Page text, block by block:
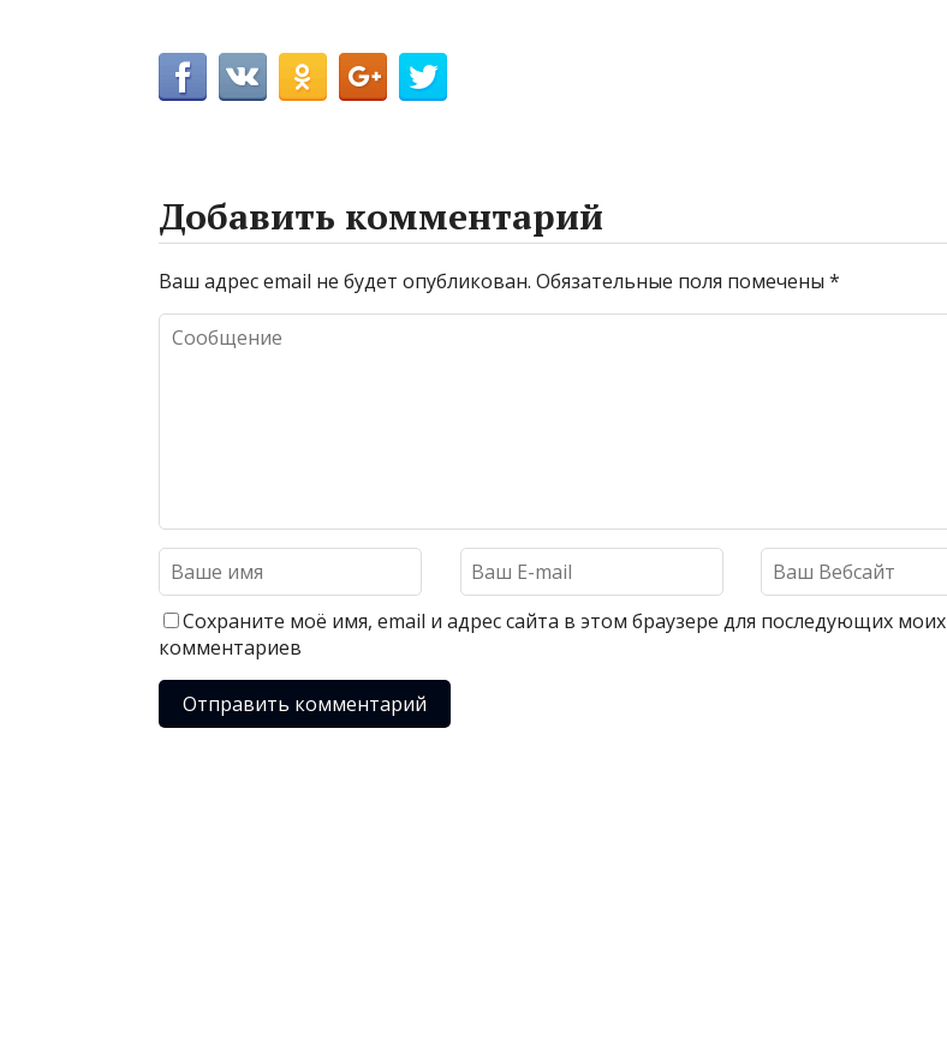
Добавить комментарий
Ваш адрес email не будет опубликован. Обязательные поля помечены *
Сохраните моё имя, email и адрес сайта в этом браузере для последующих моих
комментариев